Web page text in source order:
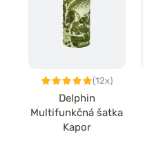
(12x)
Delphin
Multifunkčná šatka
Kapor